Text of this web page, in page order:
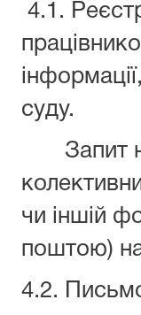
4.1.
суду.
Запит на
чи іншій
поштою)
4.2.